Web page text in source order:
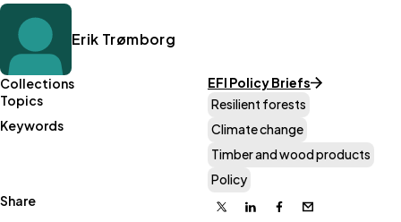
Erik Trømborg
Collections
EFI Policy Briefs
Topics
Resilient forests
Keywords
Climate change
Timber and wood products
Policy
Share
X LinkedinFacebook
Email